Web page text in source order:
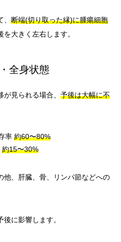
断端(切り取った縁)に腫瘍細胞
を大きく左右します。
全身状態
見られる場合、 予後は大幅に不
率約60〜80%
約15〜30%
他、肝臓、骨、リンパ節などへの
に影響します。